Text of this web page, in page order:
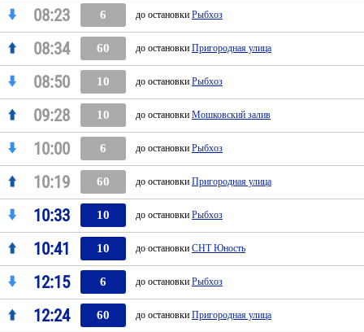
08:23 6 до остановки Рыбхоз
08:34 60 до остановки Пригородная улица
08:50 10 до остановки Рыбхоз
09:28 10 до остановки Мошковский залив
10:00 6 до остановки Рыбхоз
10:19 60 до остановки Пригородная улица
10:33 10 до остановки Рыбхоз
10:41 10 до остановки СНТ Юность
12:15 6 до остановки Рыбхоз
12:24 60 до остановки Пригородная улица